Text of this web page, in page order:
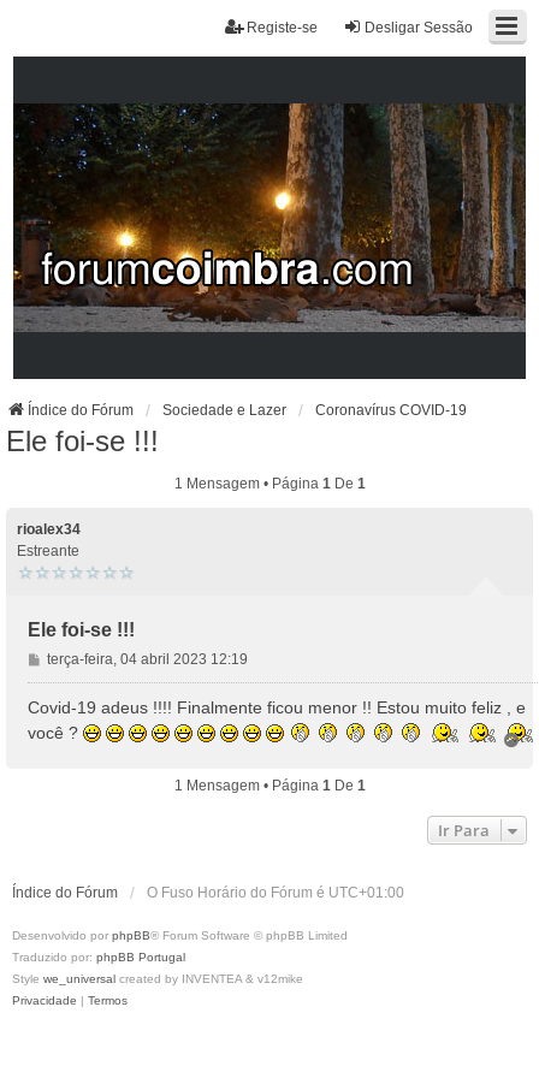
Desligar Sessão
Registe-se
Índice do Fórum Sociedade e Lazer Coronavírus COVID-19
Ele foi-se !!!
1 Mensagem • Página 1De 1
rioalex34
Estreante
Ele foi-se !!!
M
e
a
terça-feira, 04 abril 2023 12:19
Covid-19 adeus !!!! Finalmente ficou menor !! Estou muito feliz , e
você ?
T
1 Mensagem • Página 1 De 1
Ir Para
Índice do Fórum O Fuso Horário do Fórum é UTC+01:00
Desenvolvido por phpBB® Forum Software © phpBB Limited
Traduzido por: phpBB Portugal
Style we_universal created by INVENTEA & v12mike
Privacidade | Termos